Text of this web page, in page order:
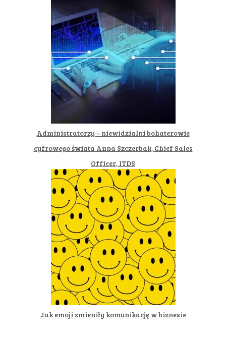
Administratorzy – niewidzialni bohaterowie
cyfrowego świata Anna Szczerbak, Chief Sales
Officer, ITDS
Jak emoji zmieniły komunikację w biznesie